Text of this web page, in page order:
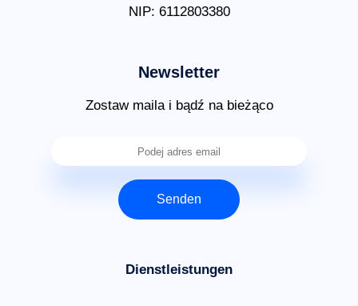
NIP: 6112803380
Newsletter
Zostaw maila i bądź na bieżąco
Senden
Dienstleistungen